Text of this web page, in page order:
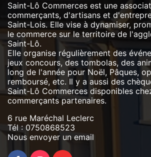
Saint-Lô Commerces est une
commerçants, d'artisans et
Saint-Lois. Elle vise à dynamiser,
le commerce sur le territoire de
Saint-Lô.
Elle organise régulièrement des
jeux concours, des tombolas, des
long de l'année pour Noël, Pâques,
remboursé, etc. Il y a aussi des
Saint-Lô Commerces disponibles
commerçants partenaires.
6 rue Maréchal Leclerc
Tél : 0750868523
Nous envoyer un email